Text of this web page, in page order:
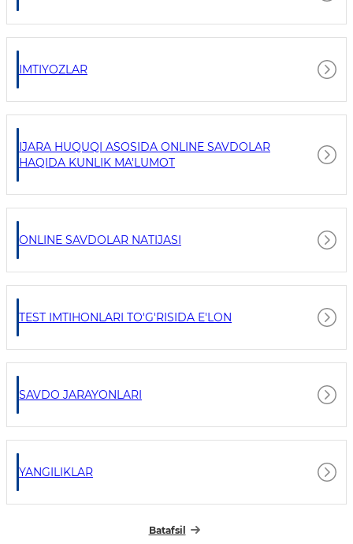
IMTIYOZLAR
IJARA HUQUQI ASOSIDA ONLINE SAVDOLAR
HAQIDA KUNLIK MA'LUMOT
ONLINE SAVDOLAR NATIJASI
TEST IMTIHONLARI TO'G'RISIDA E'LON
SAVDO JARAYONLARI
YANGILIKLAR
Batafsil